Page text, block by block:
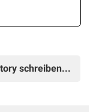
schreiben...